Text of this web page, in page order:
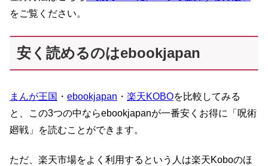
をご覧ください。
安く読めるのはebookjapan
まんが王国 ・ ebookjapan ・ 楽天KOBOを比較してみる
と、この3つの中ならebookjapanが一番安くお得に「呪術
廻戦」を読むことができます。
ただ、楽天市場をよく利用するという人は楽天Koboのほ